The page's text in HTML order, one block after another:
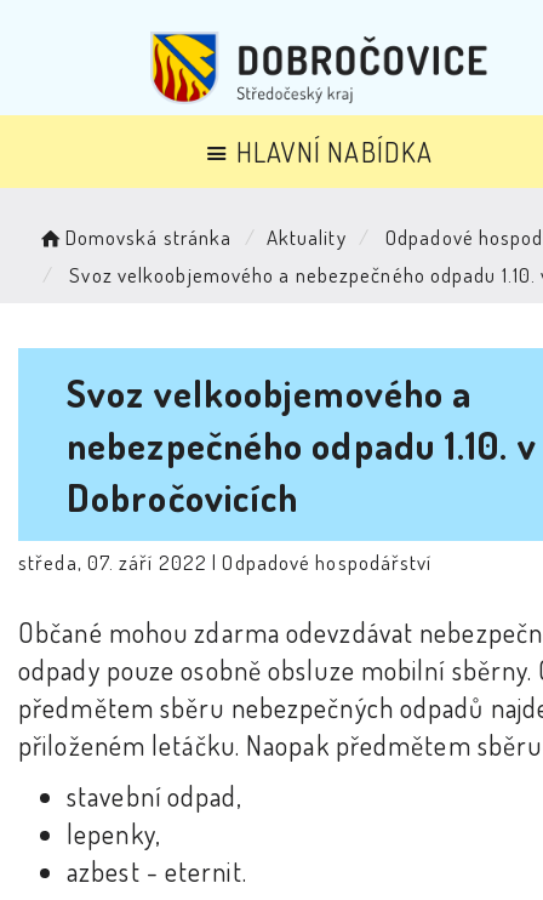
HLAVNÍ NABÍDKA
Domovská stránka Aktuality
Odpadové
Svoz velkoobjemového a nebezpečného odpadu
Svoz velkoobjemového a
nebezpečného odpadu 1.10. v
Dobročovicích
středa, 07. září 2022 |Odpadové hospodářství
Občané mohou zdarma odevzdávat
odpady pouze osobně obsluze mobilní sběrny.
předmětem sběru nebezpečných odpadů
přiloženém letáčku. Naopak předmětem
stavební odpad,
lepenky,
azbest - eternit.